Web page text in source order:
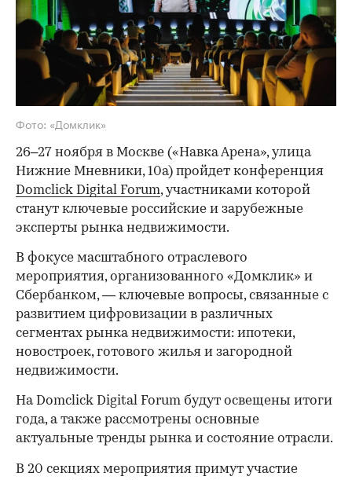
Фото: «Домклик»
26–27 ноября в Москве («Навка Арена», улица
Нижние Мневники, 10а) пройдет конференция
Domclick Digital Forum, участниками которой
станут ключевые российские и зарубежные
эксперты рынка недвижимости.
В фокусе масштабного отраслевого
мероприятия, организованного «Домклик» и
Сбербанком, — ключевые вопросы, связанные с
развитием цифровизации в различных
сегментах рынка недвижимости: ипотеки,
новостроек, готового жилья и загородной
недвижимости.
На Domclick Digital Forum будут освещены итоги
года, а также рассмотрены основные
актуальные тренды рынка и состояние отрасли.
В 20 секциях мероприятия примут участие